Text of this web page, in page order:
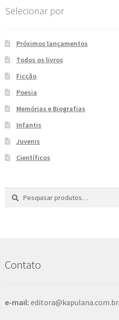
Selecionar por
Próximos lançamentos
Todos os livros
Ficção
Poesia
Memórias e Biografias
Infantis
Juvenis
Científicos
Pesquisar
a
Contato
e-mail: editora@kapulana.com.br